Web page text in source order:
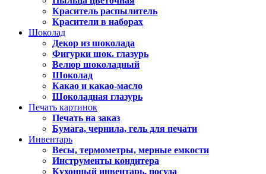
Краситель распылитель
Красители в наборах
Шоколад
Декор из шоколада
Фигурки шок. глазурь
Велюр шоколадный
Шоколад
Какао и какао-масло
Шоколадная глазурь
Печать картинок
Печать на заказ
Бумага, чернила, гель для печати
Инвентарь
Весы, термометры, мерные емкости
Инструменты кондитера
Кухонный инвентарь, посуда